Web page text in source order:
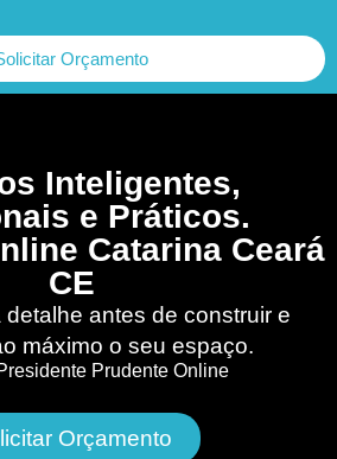
Orçamento
Inteligentes,
e Práticos.
Catarina Ceará
CE
antes de construir e
máximo o seu espaço.
Prudente Online
Orçamento